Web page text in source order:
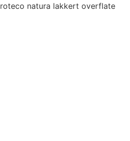
natura lakkert overflate